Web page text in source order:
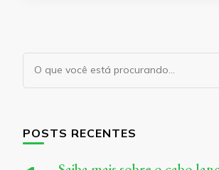
Procurando
algo?
POSTS RECENTES